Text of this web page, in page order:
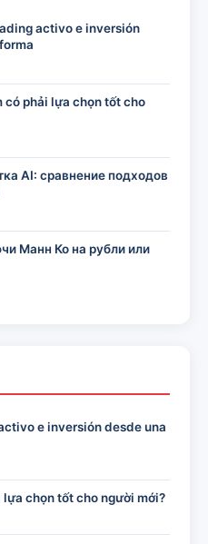
activo e inversión
có phải lựa chọn tốt cho
AI: сравнение подходов
Манн Ко на рубли или
e inversión desde una
chọn tốt cho người mới?